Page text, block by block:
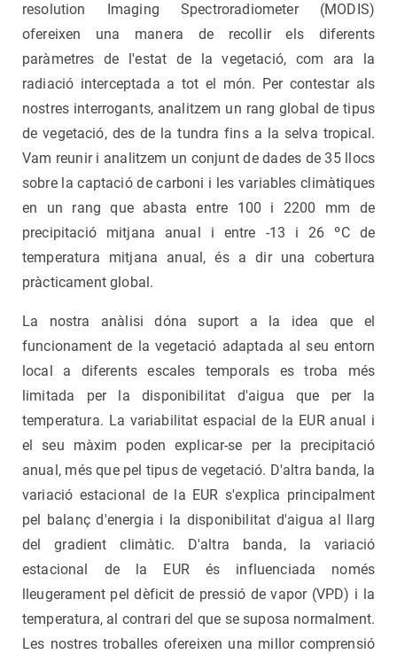
resolution Imaging Spectroradiometer (MODIS)
ofereixen una manera de recollir els diferents
paràmetres de l'estat de la vegetació, com ara la
radiació interceptada a tot el món. Per contestar als
nostres interrogants, analitzem un rang global de tipus
de vegetació, des de la tundra fins a la selva tropical.
Vam reunir i analitzem un conjunt de dades de 35 llocs
sobre la captació de carboni i les variables climàtiques
en un rang que abasta entre 100 i 2200 mm de
precipitació mitjana anual i entre -13 i 26 ºC de
temperatura mitjana anual, és a dir una cobertura
pràcticament global.
La nostra anàlisi dóna suport a la idea que el
funcionament de la vegetació adaptada al seu entorn
local a diferents escales temporals es troba més
limitada per la disponibilitat d'aigua que per la
temperatura. La variabilitat espacial de la EUR anual i
el seu màxim poden explicar-se per la precipitació
anual, més que pel tipus de vegetació. D'altra banda, la
variació estacional de la EUR s'explica principalment
pel balanç d'energia i la disponibilitat d'aigua al llarg
del gradient climàtic. D'altra banda, la variació
estacional de la EUR és influenciada només
lleugerament pel dèficit de pressió de vapor (VPD) i la
temperatura, al contrari del que se suposa normalment.
Les nostres troballes ofereixen una millor comprensió